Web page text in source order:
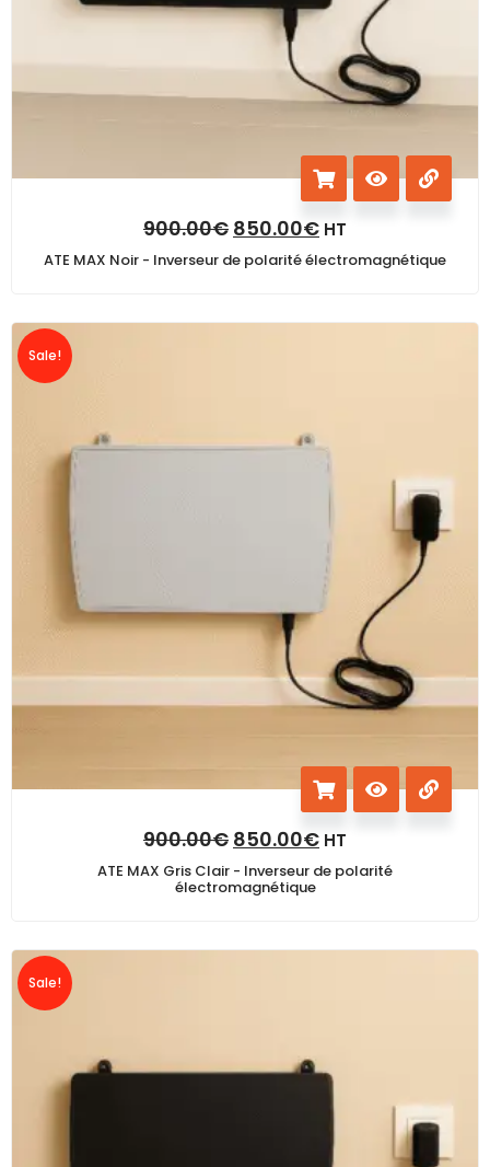
900.00€ 850.00€ HT
ATE MAX Noir - Inverseur de polarité électromagnétique
Sale!
900.00€ 850.00€ HT
ATE MAX Gris Clair - Inverseur de polarité
électromagnétique
Sale!